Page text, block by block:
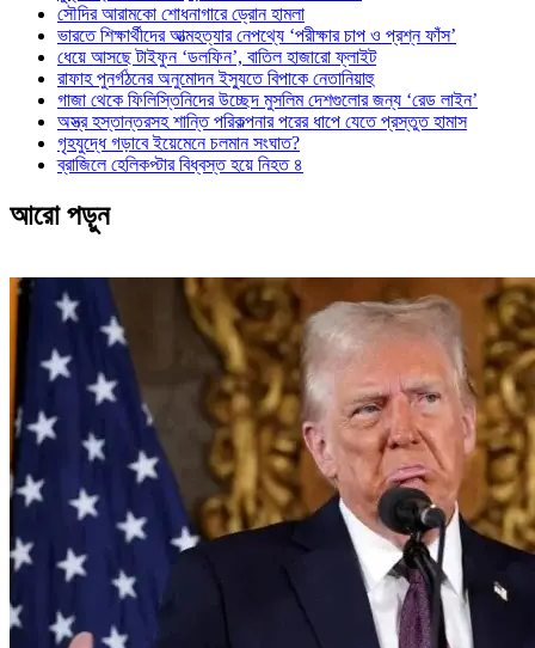
সৌদির আরামকো শোধনাগারে ড্রোন হামলা
ভারতে শিক্ষার্থীদের আত্মহত্যার নেপথ্যে ‘পরীক্ষার চাপ ও প্রশ্ন ফাঁস’
ধেয়ে আসছে টাইফুন ‘ডলফিন’, বাতিল হাজারো ফ্লাইট
রাফাহ পুনর্গঠনের অনুমোদন ইস্যুতে বিপাকে নেতানিয়াহু
গাজা থেকে ফিলিস্তিনিদের উচ্ছেদ মুসলিম দেশগুলোর জন্য ‘রেড লাইন’
অস্ত্র হস্তান্তরসহ শান্তি পরিকল্পনার পরের ধাপে যেতে প্রস্তুত হামাস
গৃহযুদ্ধে গড়াবে ইয়েমেনে চলমান সংঘাত?
ব্রাজিলে হেলিকপ্টার বিধ্বস্ত হয়ে নিহত ৪
আরো পড়ুন